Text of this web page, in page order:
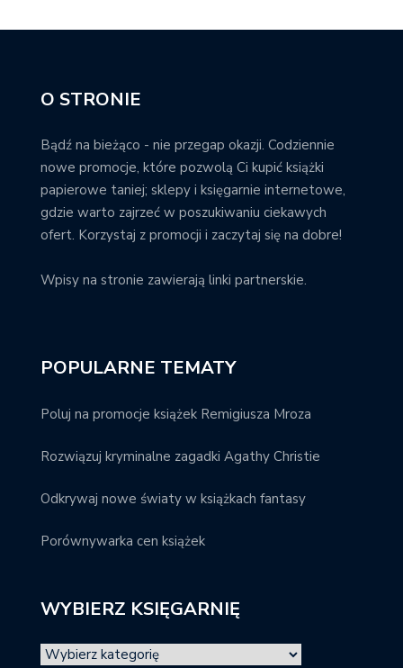
O STRONIE
Bądź na bieżąco - nie przegap okazji. Codziennie
nowe promocje, które pozwolą Ci kupić książki
papierowe taniej; sklepy i księgarnie internetowe,
gdzie warto zajrzeć w poszukiwaniu ciekawych
ofert. Korzystaj z promocji i zaczytaj się na dobre!
Wpisy na stronie zawierają linki partnerskie.
POPULARNE TEMATY
Poluj na promocje książek Remigiusza Mroza
Rozwiązuj kryminalne zagadki Agathy Christie
Odkrywaj nowe światy w książkach fantasy
Porównywarka cen książek
WYBIERZ KSIĘGARNIĘ